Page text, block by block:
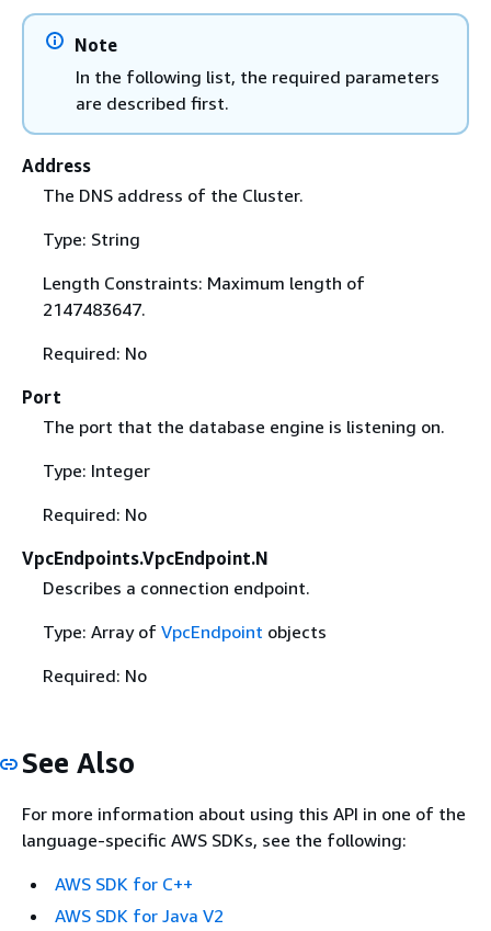
Note
In the following list, the required parameters
are described first.
Address
The DNS address of the Cluster.
Type: String
Length Constraints: Maximum length of
2147483647.
Required: No
Port
The port that the database engine is listening on.
Type: Integer
Required: No
VpcEndpoints.VpcEndpoint.N
Describes a connection endpoint.
Type: Array of VpcEndpoint objects
Required: No
See Also
For more information about using this API in one of the
language-specific AWS SDKs, see the following:
AWS SDK for C++
AWS SDK for Java V2